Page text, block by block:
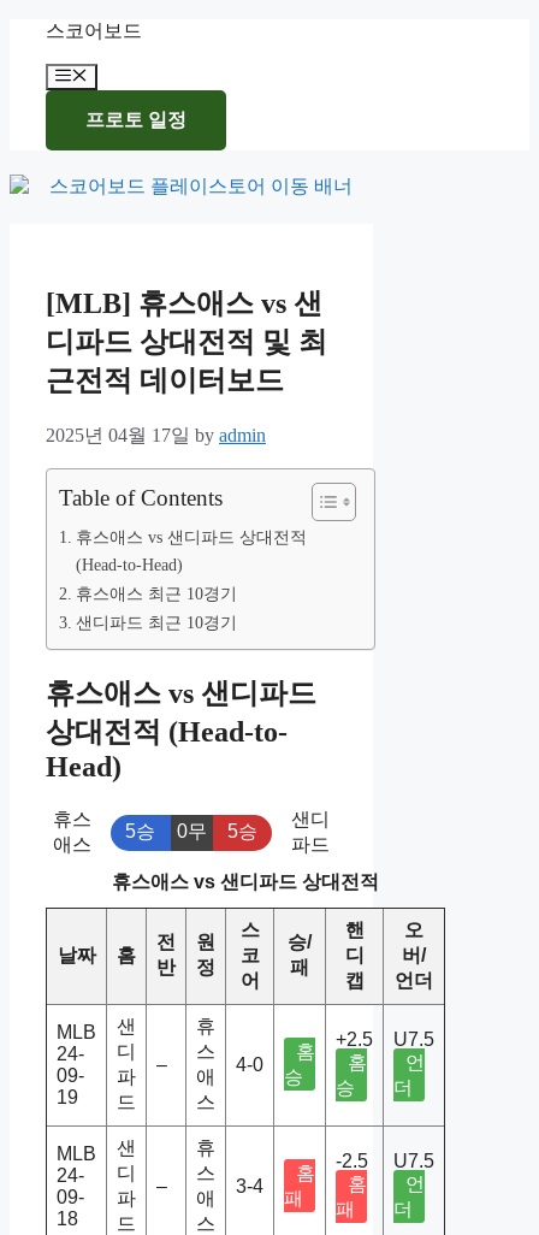
content
스코어보드
Menu
프로토 일정
[MLB] 휴스애스 vs 샌
디파드 상대전적 및 최
근전적 데이터보드
2025년 04월 17일 by admin
Table of Contents
휴스애스 vs 샌디파드 상대전적
(Head-to-Head)
휴스애스 최근 10경기
샌디파드 최근 10경기
휴스애스 vs 샌디파드
상대전적 (Head-to-
Head)
휴스
애스
5승 0무 5승
샌디
파드
휴스애스 vs 샌디파드 상대전적
날짜 홈
전
반
원
정
스
코
어
승/
패
핸
디
캡
오
버/
언더
MLB
24-
09-
19
샌
디
파
드
–
휴
스
애
스
4-0
홈
승
+2.5
홈
승
U7.5
언
더
MLB
24-
09-
18
샌
디
파
드
–
휴
스
애
스
3-4
홈
패
-2.5
홈
패
U7.5
언
더